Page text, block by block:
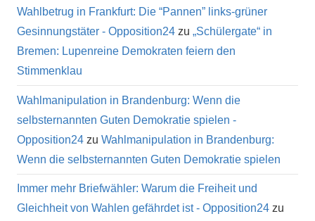
Wahlbetrug in Frankfurt: Die “Pannen” links-grüner
Gesinnungstäter - Opposition24 zu „Schülergate“ in
Bremen: Lupenreine Demokraten feiern den
Stimmenklau
Wahlmanipulation in Brandenburg: Wenn die
selbsternannten Guten Demokratie spielen -
Opposition24 zu Wahlmanipulation in Brandenburg:
Wenn die selbsternannten Guten Demokratie spielen
Immer mehr Briefwähler: Warum die Freiheit und
Gleichheit von Wahlen gefährdet ist - Opposition24 zu